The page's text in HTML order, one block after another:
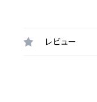
レビュー